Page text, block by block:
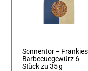
Sonnentor – Frankies
Barbecuegewürz 6
Stück zu 35 g